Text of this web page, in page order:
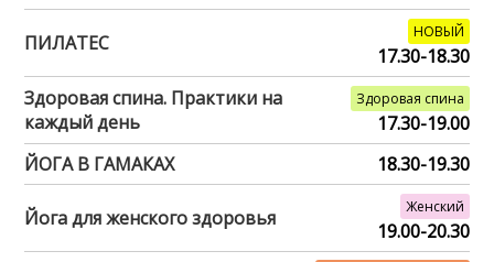
ПИЛАТЕС НОВЫЙ
17.30-18.30
Здоровая спина. Практики на
каждый день
Здоровая спина
17.30-19.00
ЙОГА В ГАМАКАХ
18.30-19.30
Йога для женского здоровья Женский
19.00-20.30